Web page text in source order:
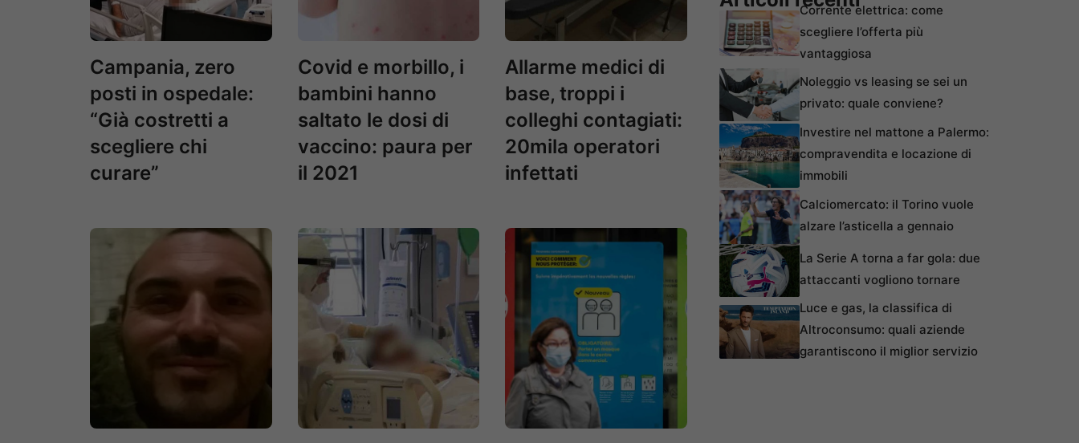
Campania, zero
posti in ospedale:
“Già costretti a
scegliere chi
curare”
Covid e morbillo, i
bambini hanno
saltato le dosi di
vaccino: paura per
il 2021
Allarme medici di
base, troppi i
colleghi contagiati:
20mila operatori
infettati
Corrente elettrica: come
scegliere l’offerta più
vantaggiosa
Noleggio vs leasing se sei un
privato: quale conviene?
Investire nel mattone a Palermo:
compravendita e locazione di
immobili
Calciomercato: il Torino vuole
alzare l’asticella a gennaio
La Serie A torna a far gola: due
attaccanti vogliono tornare
Luce e gas, la classifica di
Altroconsumo: quali aziende
garantiscono il miglior servizio